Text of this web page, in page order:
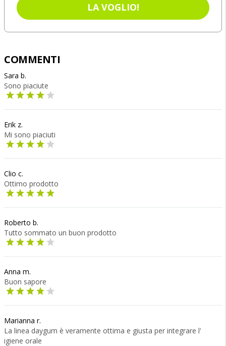
LA VOGLIO!
COMMENTI
Sara b.
Sono piaciute
Erik z.
Mi sono piaciuti
Clio c.
Ottimo prodotto
Roberto b.
Tutto sommato un buon prodotto
Anna m.
Buon sapore
Marianna r.
La linea daygum è veramente ottima e giusta per integrare l'
igiene orale